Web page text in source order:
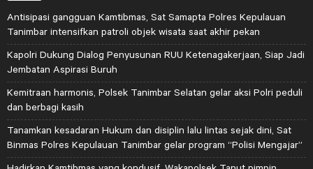
Antisipasi gangguan Kamtibmas, Sat Samapta Polres Kepulauan
Tanimbar intensifkan patroli objek wisata saat akhir pekan
Kapolri Dukung Dialog Penyusunan RUU Ketenagakerjaan, Siap Jadi
Jembatan Aspirasi Buruh
Kemitraan harmonis, Polsek Tanimbar Selatan gelar aksi Polri peduli
dan berbagi kasih
Tanamkan kesadaran Hukum dan disiplin lalu lintas sejak dini, Sat
Binmas Polres Kepulauan Tanimbar gelar program “Polisi Mengajar”